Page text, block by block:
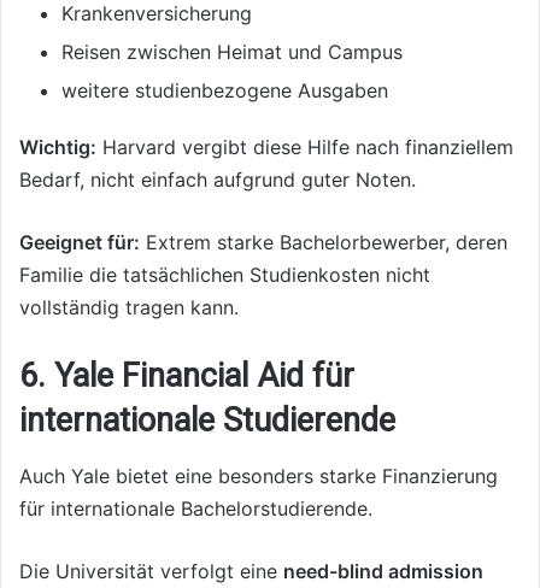
Krankenversicherung
Reisen zwischen Heimat und Campus
weitere studienbezogene Ausgaben
Wichtig: Harvard vergibt diese Hilfe nach finanziellem
Bedarf, nicht einfach aufgrund guter Noten.
Geeignet für: Extrem starke Bachelorbewerber, deren
Familie die tatsächlichen Studienkosten nicht
vollständig tragen kann.
6. Yale Financial Aid für
internationale Studierende
Auch Yale bietet eine besonders starke Finanzierung
für internationale Bachelorstudierende.
Die Universität verfolgt eine need-blind admission